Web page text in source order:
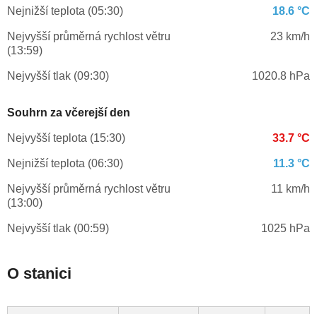
Nejnižší teplota (05:30) 18.6 °C
Nejvyšší průměrná rychlost větru
(13:59)
23 km/h
Nejvyšší tlak (09:30) 1020.8 hPa
Souhrn za včerejší den
Nejvyšší teplota (15:30) 33.7 °C
Nejnižší teplota (06:30) 11.3 °C
Nejvyšší průměrná rychlost větru
(13:00)
11 km/h
Nejvyšší tlak (00:59) 1025 hPa
O stanici